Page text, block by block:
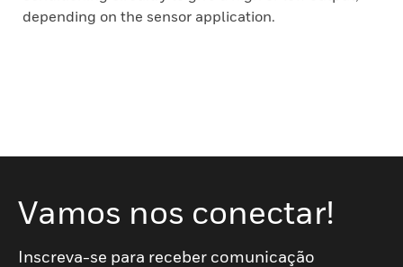
depending on the sensor application.
Vamos nos conectar!
Inscreva-se para receber comunicação